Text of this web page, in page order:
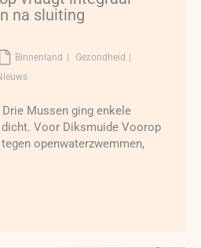
na sluiting
Binnenland
Gezondheid
Mussen ging enkele
Voor Diksmuide Voorop
openwaterzwemmen,